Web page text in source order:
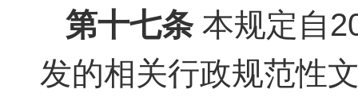
第十七条本规定自
发的相关行政规范性